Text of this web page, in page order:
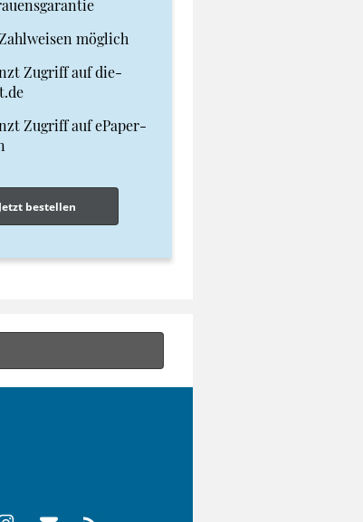
möglich
Zugriff auf die-
Zugriff auf ePaper-
Jetzt bestellen